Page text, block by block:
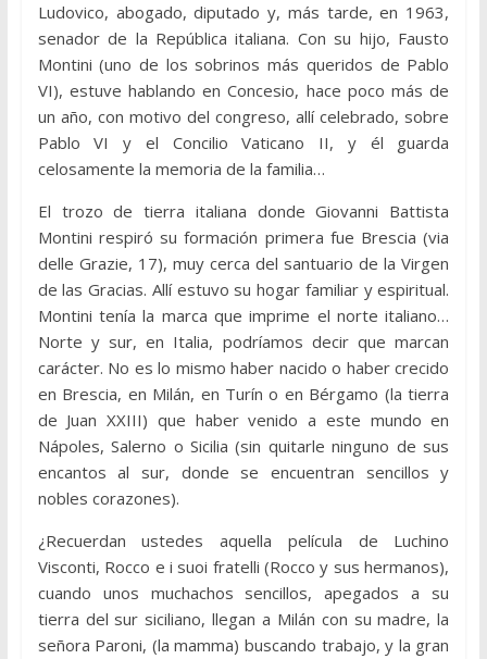
Ludovico, abogado, diputado y, más tarde, en 1963,
senador de la República italiana. Con su hijo, Fausto
Montini (uno de los sobrinos más queridos de Pablo
VI), estuve hablando en Concesio, hace poco más de
un año, con motivo del congreso, allí celebrado, sobre
Pablo VI y el Concilio Vaticano II, y él guarda
celosamente la memoria de la familia…
El trozo de tierra italiana donde Giovanni Battista
Montini respiró su formación primera fue Brescia (via
delle Grazie, 17), muy cerca del santuario de la Virgen
de las Gracias. Allí estuvo su hogar familiar y espiritual.
Montini tenía la marca que imprime el norte italiano…
Norte y sur, en Italia, podríamos decir que marcan
carácter. No es lo mismo haber nacido o haber crecido
en Brescia, en Milán, en Turín o en Bérgamo (la tierra
de Juan XXIII) que haber venido a este mundo en
Nápoles, Salerno o Sicilia (sin quitarle ninguno de sus
encantos al sur, donde se encuentran sencillos y
nobles corazones).
¿Recuerdan ustedes aquella película de Luchino
Visconti, Rocco e i suoi fratelli (Rocco y sus hermanos),
cuando unos muchachos sencillos, apegados a su
tierra del sur siciliano, llegan a Milán con su madre, la
señora Paroni, (la mamma) buscando trabajo, y la gran